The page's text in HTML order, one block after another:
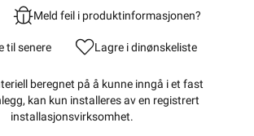
Meld feil i produktinformasjonen?
til senere Lagre i dinønskeliste
beregnet på å kunne inngå i et fast
kan kun installeres av en registrert
installasjonsvirksomhet.